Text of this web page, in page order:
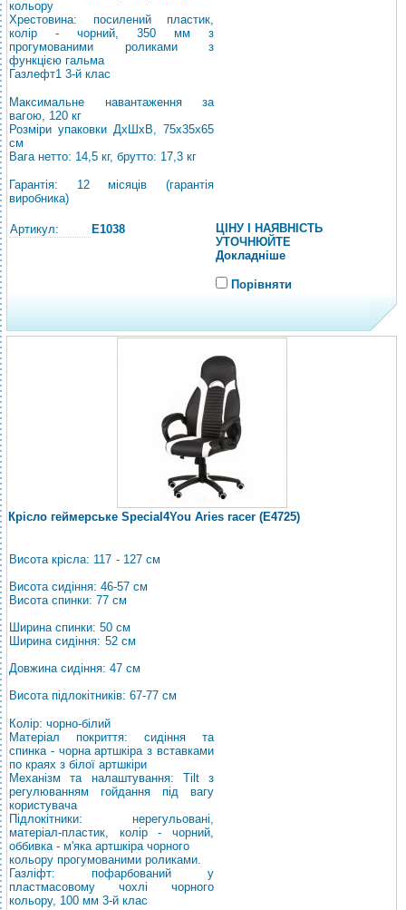
кольору
Хрестовина: посилений пластик,
колір - чорний, 350 мм з
прогумованими роликами з
функцією гальма
Газлефт1 3-й клас
Максимальне навантаження за
вагою, 120 кг
Розміри упаковки ДхШхВ, 75х35х65
см
Вага нетто: 14,5 кг, брутто: 17,3 кг
Гарантія: 12 місяців (гарантія
виробника)
Артикул: E1038
ЦІНУ І НАЯВНІСТЬ
УТОЧНЮЙТЕ
Докладніше
Порівняти
Крісло геймерське Special4You Aries racer (E4725)
Висота крісла: 117 - 127 см
Висота сидіння: 46-57 см
Висота спинки: 77 см
Ширина спинки: 50 см
Ширина сидіння: 52 см
Довжина сидіння: 47 см
Висота підлокітників: 67-77 см
Колір: чорно-білий
Матеріал покриття: сидіння та
спинка - чорна артшкіра з вставками
по краях з білої артшкіри
Механізм та налаштування: Tilt з
регулюванням гойдання під вагу
користувача
Підлокітники: нерегульовані,
матеріал-пластик, колір - чорний,
оббивка - м'яка артшкіра чорного
кольору прогумованими роликами.
Газліфт: пофарбований у
пластмасовому чохлі чорного
кольору, 100 мм 3-й клас